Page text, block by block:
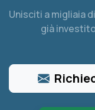
Unisciti a migliaia
già